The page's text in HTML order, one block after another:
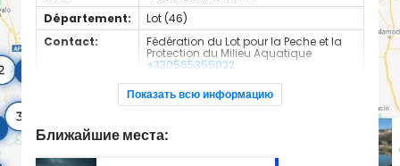
Département:
Lot (46)
Contact:
Fédération du Lot pour la Peche et la
Protection du Milieu Aquatique
+330565355022
Truite Fario
catégorie piscicole à cet emplacement.
Показать всю информацию
Ближайшие места: